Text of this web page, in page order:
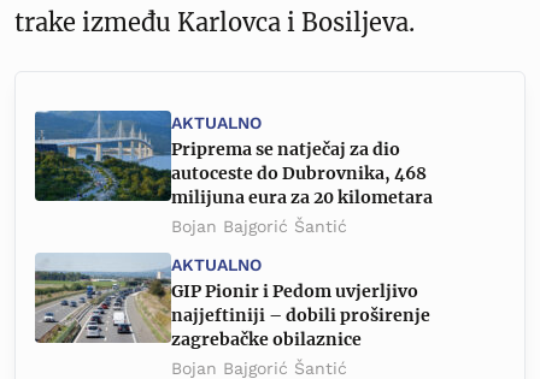
trake između Karlovca i Bosiljeva.
AKTUALNO
Priprema se natječaj za dio
autoceste do Dubrovnika, 468
milijuna eura za 20 kilometara
Bojan Bajgorić Šantić
AKTUALNO
GIP Pionir i Pedom uvjerljivo
najjeftiniji – dobili proširenje
zagrebačke obilaznice
Bojan Bajgorić Šantić